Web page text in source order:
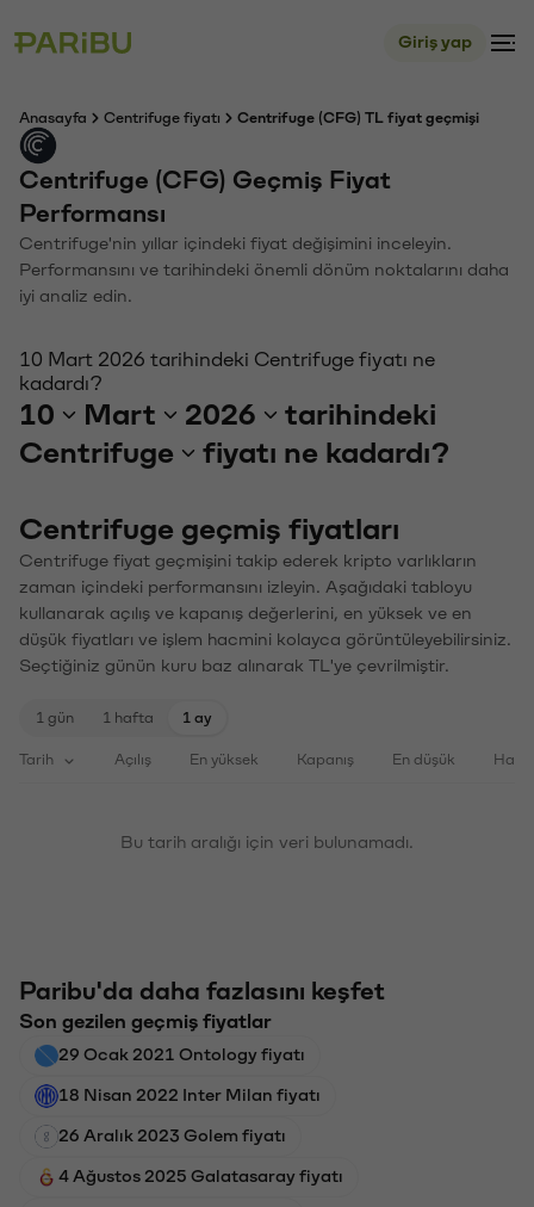
Giriş yap
Anasayfa Centrifuge fiyatı Centrifuge (CFG) TL fiyat geçmişi
Centrifuge (CFG) Geçmiş Fiyat
Performansı
Centrifuge'nin yıllar içindeki fiyat değişimini inceleyin.
Performansını ve tarihindeki önemli dönüm noktalarını daha
iyi analiz edin.
10 Mart 2026 tarihindeki Centrifuge fiyatı ne
kadardı?
10 Mart 2026
tarihindeki
Centrifuge
fiyatı ne kadardı?
Centrifuge geçmiş fiyatları
Centrifuge fiyat geçmişini takip ederek kripto varlıkların
zaman içindeki performansını izleyin. Aşağıdaki tabloyu
kullanarak açılış ve kapanış değerlerini, en yüksek ve en
düşük fiyatları ve işlem hacmini kolayca görüntüleyebilirsiniz.
Seçtiğiniz günün kuru baz alınarak TL'ye çevrilmiştir.
1 gün 1 hafta 1 ay
Tarih Açılış En yüksek Kapanış En düşük
Bu tarih aralığı için veri bulunamadı.
Paribu'da daha fazlasını keşfet
Son gezilen geçmiş fiyatlar
29 Ocak 2021 Ontology fiyatı
18 Nisan 2022 Inter Milan fiyatı
26 Aralık 2023 Golem fiyatı
4 Ağustos 2025 Galatasaray fiyatı